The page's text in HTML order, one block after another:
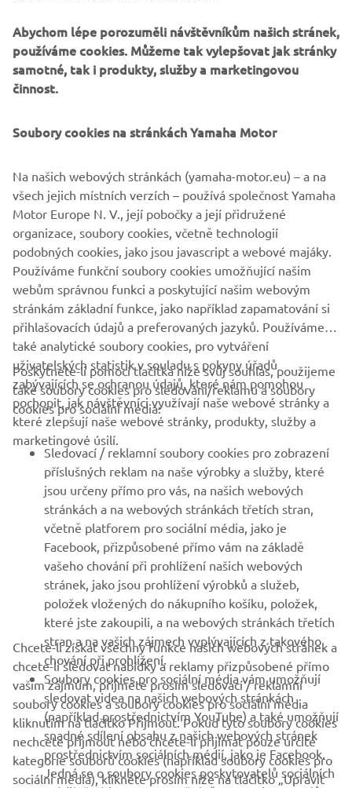
⁴: Emissions from company acitivites (Scope 1.2) +
Emissions other than Scope 1.2 (Scope 3.)
FIREMNÍ
B2B
VÍCE YAMAHA
PODPORA
ZPRAVODAJ
Získejte jako první informace o nejnovějších nabídkách,
speciálních akcích, nových verzích a mnoho dalšího
PŘIHLÁSIT SE K ODBĚRU
Přečtěte si naše Zásady ochrany osobních údajů a zjistěte, jak
zpracováváme vaše osobní údaje:Zásady ochrany osobních údajů
Abychom lépe porozuměli návštěvníkům našich stránek,
používáme cookies. Můžeme tak vylepšovat jak stránky
samotné, tak i produkty, služby a marketingovou
činnost.
Soubory cookies na stránkách Yamaha Motor
Na našich webových stránkách (yamaha-motor.eu) – a na
všech jejich místních verzích – používá společnost Yamaha
Motor Europe N. V., její pobočky a její přidružené
organizace, soubory cookies, včetně technologií
podobných cookies, jako jsou javascript a webové majáky.
Používáme funkční soubory cookies umožňující našim
webům správnou funkci a poskytující našim webovým
stránkám základní funkce, jako například zapamatování si
přihlašovacích údajů a preferovaných jazyků. Používáme
také analytické soubory cookies, pro vytváření
uživatelských statistik v souladu s pokyny úřadů
zabývajících se ochranou údajů, které nám pomohou
pochopit, jak návštěvníci využívají naše webové stránky a
které zlepšují naše webové stránky, produkty, služby a
marketingové úsilí.
Poskytnete-li pomocí tlačítka níže svůj souhlas, použijeme
také soubory cookies pro sledování/reklamu a soubory
cookies pro sociální média:
Sledovací / reklamní soubory cookies pro zobrazení
příslušných reklam na naše výrobky a služby, které
jsou určeny přímo pro vás, na našich webových
stránkách a na webových stránkách třetích stran,
včetně platforem pro sociální média, jako je
Facebook, přizpůsobené přímo vám na základě
vašeho chování při prohlížení našich webových
stránek, jako jsou prohlížení výrobků a služeb,
položek vložených do nákupního košíku, položek,
které jste zakoupili, a na webových stránkách třetích
stran a na vašich zájmech vyplývajících z takového
chování při prohlížení.
Soubory cookies pro sociální média vám umožňují
sledovat videa na našich webových stránkách
(například prostřednictvím YouTube) a také umožňují
snadné sdílení obsahu z našich webových stránek
prostřednictvím sociálních médií, jako je Facebook.
Jedná se o soubory cookies poskytovatelů sociálních
Chcete-li získat všechny funkce našich webových stránek a
chcete-li sledovat nabídky a reklamy přizpůsobené přímo
vašim zájmům, přijměte prosím sledovací / reklamní
soubory cookies a soubory cookies pro sociální média
kliknutím na tlačítko Přijmout. Pokud tyto soubory cookies
nechcete přijmout nebo chcete-li přijímat pouze určité
kategorie souborů cookies (například soubory cookies pro
sociální média), klikněte prosím níže na tlačítko „Upravit